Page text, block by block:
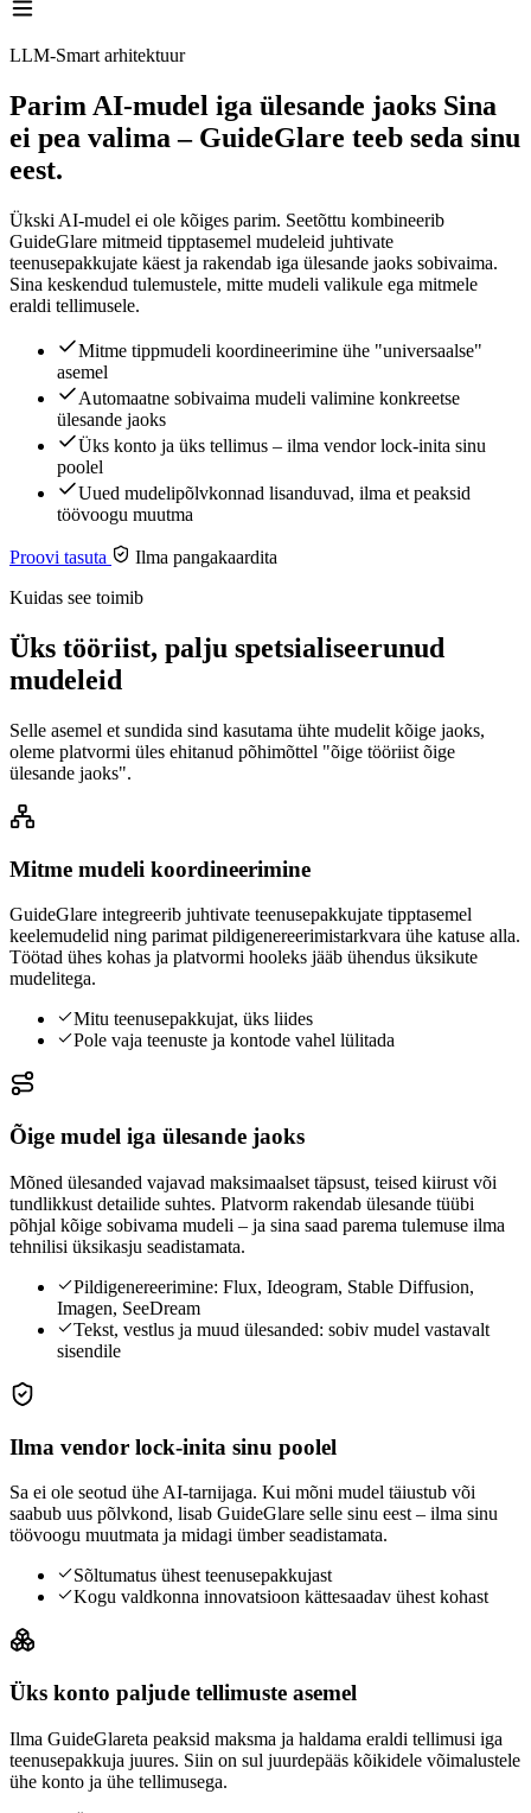
LLM-Smart arhitektuur
Parim AI-mudel iga ülesande jaoks Sina
ei pea valima – GuideGlare teeb seda sinu
eest.
Ükski AI-mudel ei ole kõiges parim. Seetõttu kombineerib
GuideGlare mitmeid tipptasemel mudeleid juhtivate
teenusepakkujate käest ja rakendab iga ülesande jaoks sobivaima.
Sina keskendud tulemustele, mitte mudeli valikule ega mitmele
eraldi tellimusele.
Mitme tippmudeli koordineerimine ühe "universaalse"
asemel
Automaatne sobivaima mudeli valimine konkreetse
ülesande jaoks
Üks konto ja üks tellimus – ilma vendor lock-inita sinu
poolel
Uued mudelipõlvkonnad lisanduvad, ilma et peaksid
töövoogu muutma
Proovi tasuta
Ilma pangakaardita
Kuidas see toimib
Üks tööriist, palju spetsialiseerunud
mudeleid
Selle asemel et sundida sind kasutama ühte mudelit kõige jaoks,
oleme platvormi üles ehitanud põhimõttel "õige tööriist õige
ülesande jaoks".
Mitme mudeli koordineerimine
GuideGlare integreerib juhtivate teenusepakkujate tipptasemel
keelemudelid ning parimat pildigenereerimistarkvara ühe katuse alla.
Töötad ühes kohas ja platvormi hooleks jääb ühendus üksikute
mudelitega.
Mitu teenusepakkujat, üks liides
Pole vaja teenuste ja kontode vahel lülitada
Õige mudel iga ülesande jaoks
Mõned ülesanded vajavad maksimaalset täpsust, teised kiirust või
tundlikkust detailide suhtes. Platvorm rakendab ülesande tüübi
põhjal kõige sobivama mudeli – ja sina saad parema tulemuse ilma
tehnilisi üksikasju seadistamata.
Pildigenereerimine: Flux, Ideogram, Stable Diffusion,
Imagen, SeeDream
Tekst, vestlus ja muud ülesanded: sobiv mudel vastavalt
sisendile
Ilma vendor lock-inita sinu poolel
Sa ei ole seotud ühe AI-tarnijaga. Kui mõni mudel täiustub või
saabub uus põlvkond, lisab GuideGlare selle sinu eest – ilma sinu
töövoogu muutmata ja midagi ümber seadistamata.
Sõltumatus ühest teenusepakkujast
Kogu valdkonna innovatsioon kättesaadav ühest kohast
Üks konto paljude tellimuste asemel
Ilma GuideGlareta peaksid maksma ja haldama eraldi tellimusi iga
teenusepakkuja juures. Siin on sul juurdepääs kõikidele võimalustele
ühe konto ja ühe tellimusega.